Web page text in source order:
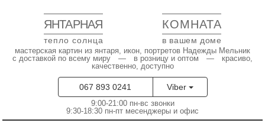
ЯНТАРНАЯ КОМНАТА
тепло солнца в вашем доме
мастерская картин из янтаря, икон, портретов Надежды Мельник
с доставкой по всему миру — в розницу и оптом — красиво,
качественно, доступно
067 893 0241 Viber
9:00-21:00 пн-вс звонки
9:30-18:30 пн-пт месенджеры и офис